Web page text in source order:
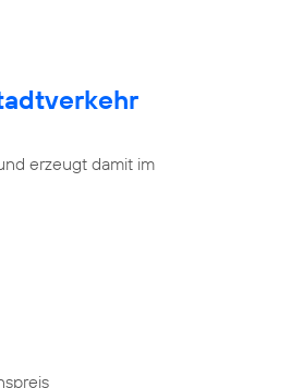
erzeugt damit im